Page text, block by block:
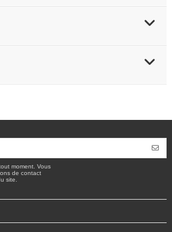
moment. Vous
de contact
site.